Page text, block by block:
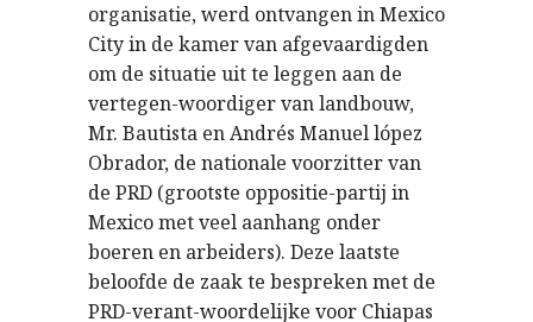
organisatie, werd ontvangen in Mexico
City in de kamer van afgevaardigden
om de situatie uit te leggen aan de
vertegen-woordiger van landbouw,
Mr. Bautista en Andrés Manuel lópez
Obrador, de nationale voorzitter van
de PRD (grootste oppositie-partij in
Mexico met veel aanhang onder
boeren en arbeiders). Deze laatste
beloofde de zaak te bespreken met de
PRD-verant-woordelijke voor Chiapas